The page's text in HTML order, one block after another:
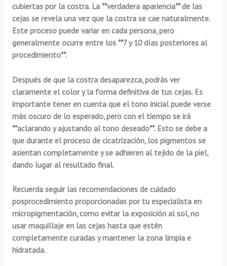
cubiertas por la costra. La **verdadera apariencia** de las
cejas se revela una vez que la costra se cae naturalmente.
Este proceso puede variar en cada persona, pero
generalmente ocurre entre los **7 y 10 días posteriores al
procedimiento**.
Después de que la costra desaparezca, podrás ver
claramente el color y la forma definitiva de tus cejas. Es
importante tener en cuenta que el tono inicial puede verse
más oscuro de lo esperado, pero con el tiempo se irá
**aclarando y ajustando al tono deseado**. Esto se debe a
que durante el proceso de cicatrización, los pigmentos se
asientan completamente y se adhieren al tejido de la piel,
dando lugar al resultado final.
Recuerda seguir las recomendaciones de cuidado
posprocedimiento proporcionadas por tu especialista en
micropigmentación, como evitar la exposición al sol, no
usar maquillaje en las cejas hasta que estén
completamente curadas y mantener la zona limpia e
hidratada.